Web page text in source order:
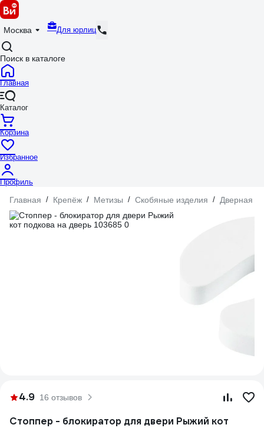
Москва Для юрлиц
Поиск в каталоге
Главная
Каталог
Корзина
Избранное
Профиль
Главная / Крепёж / Метизы / Скобяные изделия / Дверная
4.9 16 отзывов
Стоппер - блокиратор для двери Рыжий кот